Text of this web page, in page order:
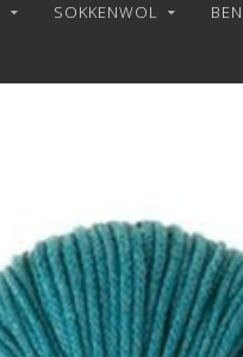
SOKKENWOL